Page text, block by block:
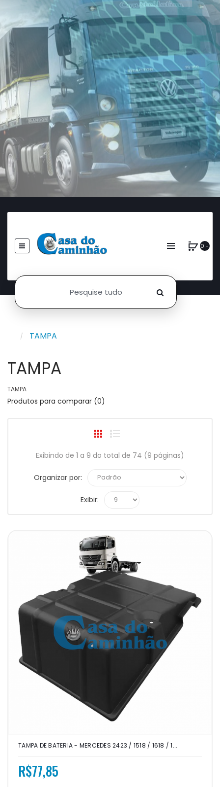
0 -
TAMPA
TAMPA
TAMPA
Produtos para comparar (0)
Exibindo de 1 a 9 do total de 74 (9 páginas)
Organizar por:
Exibir:
TAMPA DE BATERIA - MERCEDES 2423 / 1518 / 1618 / 1...
R$77,85